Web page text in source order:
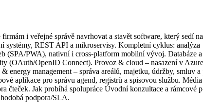
i veřejné správě navrhovat a stavět software, který sedí
systémy, REST API a mikroservisy. Kompletní cyklus:
(SPA/PWA), nativní i cross-platform mobilní vývoj. Databáze
(OAuth/OpenID Connect). Provoz & cloud – nasazení v
management – správa areálů, majetku, údržby, smluv
aplikace pro správu agend, registrů a spisovou službu.
čteček. Jak probíhá spolupráce Úvodní konzultace a
podpora/SLA.